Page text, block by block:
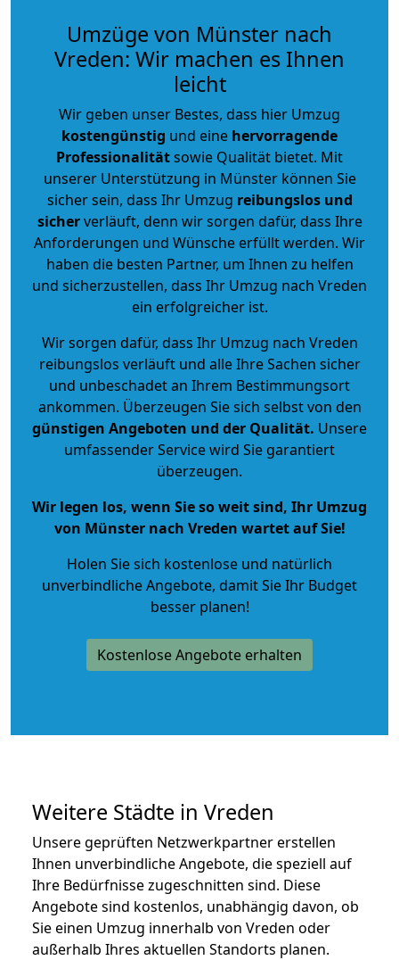
Umzüge von Münster nach
Vreden: Wir machen es Ihnen
leicht
Wir geben unser Bestes, dass hier Umzug
kostengünstig und eine hervorragende
Professionalitätsowie Qualität bietet. Mit
unserer Unterstützung in Münster können Sie
sicher sein, dass Ihr Umzug reibungslos und
sicherverläuft, denn wir sorgen dafür, dass Ihre
Anforderungen und Wünsche erfüllt werden. Wir
haben die besten Partner, um Ihnen zu helfen
und sicherzustellen, dass Ihr Umzug nach Vreden
ein erfolgreicher ist.
Wir sorgen dafür, dass Ihr Umzug nach Vreden
reibungslos verläuft und alle Ihre Sachen sicher
und unbeschadet an Ihrem Bestimmungsort
ankommen. Überzeugen Sie sich selbst von den
günstigen Angeboten und der Qualität. Unsere
umfassender Service wird Sie garantiert
überzeugen.
Wir legen los, wenn Sie so weit sind, Ihr Umzug
von Münster nach Vreden wartet auf Sie!
Holen Sie sich kostenlose und natürlich
unverbindliche Angebote, damit Sie Ihr Budget
besser planen!
Kostenlose Angebote erhalten
Weitere Städte in Vreden
Unsere geprüften Netzwerkpartner erstellen
Ihnen unverbindliche Angebote, die speziell auf
Ihre Bedürfnisse zugeschnitten sind. Diese
Angebote sind kostenlos, unabhängig davon, ob
Sie einen Umzug innerhalb von Vreden oder
außerhalb Ihres aktuellen Standorts planen.